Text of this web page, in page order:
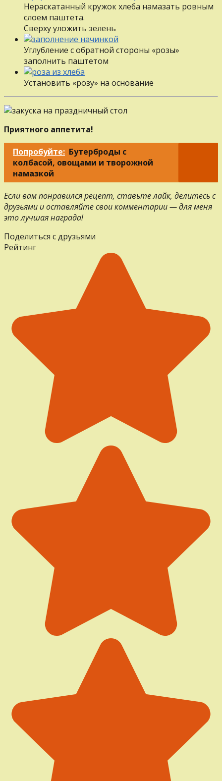
Нераскатанный кружок хлеба намазать ровным
слоем паштета.
Сверху уложить зелень
Углубление с обратной стороны «розы»
заполнить паштетом
Установить «розу» на основание
Приятного аппетита!
Попробуйте: Бутерброды с
колбасой, овощами и творожной
намазкой
Если вам понравился рецепт, ставьте лайк, делитесь с
друзьями и оставляйте свои комментарии — для меня
это лучшая награда!
Поделиться с друзьями
Рейтинг